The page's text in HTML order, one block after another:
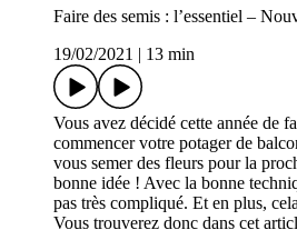
Faire des semis : l’essentiel –
19/02/2021
13 min
Vous avez décidé cette année de
commencer votre potager de
vous semer des fleurs pour la
bonne idée ! Avec la bonne
pas très compliqué. Et en plus,
Vous trouverez donc dans cet